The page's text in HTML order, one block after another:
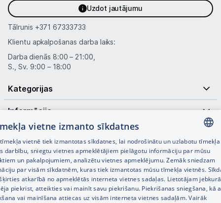
Uzdot jautājumu
Tālrunis +371 67333733
Klientu apkalpošanas darba laiks:
Darba dienās 8:00 – 21:00,
S., Sv. 9:00 – 18:00
Kategorijas
Informācija
Noderīgas saites
LATVIAN
RUSSIAN
ENGLISH
vietne izmanto sīkdatnes
vietnē tiek izmantotas sīkdatnes, lai nodrošinātu un uzlabotu tīmekļa
darbību, sniegtu vietnes apmeklētājiem pielāgotu informāciju par mūsu
un pakalpojumiem, analizētu vietnes apmeklējumu. Zemāk sniedzam
par visām sīkdatnēm, kuras tiek izmantotas mūsu tīmekļa vietnēs.
atkarībā no apmeklētās interneta vietnes sadaļas. Lietotājam
piekrist, atteikties vai mainīt savu piekrišanu. Piekrišanas sniegšana, kā
vai mainīšana attiecas uz visām interneta vietnes sadaļām. Vairāk